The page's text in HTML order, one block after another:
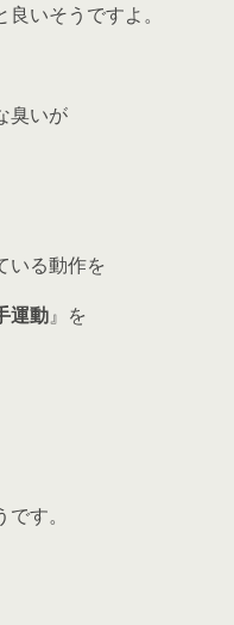
いそうですよ。
臭いが
いる動作を
運動』を
す。